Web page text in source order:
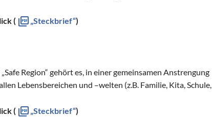
(
„Steckbrief“)
Region“ gehört es, in einer gemeinsamen Anstrengung
Lebensbereichen und –welten (z.B. Familie, Kita, Schule,
(
„Steckbrief“)